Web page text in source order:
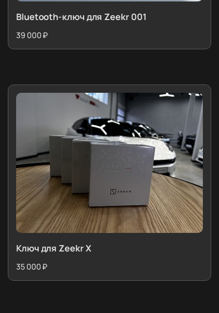
Bluetooth-ключ для Zeekr 001
39 000 ₽
Ключ для Zeekr X
35 000 ₽